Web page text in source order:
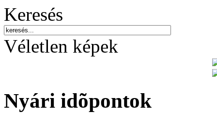
Keresés
Véletlen képek
Nyári idõpontok